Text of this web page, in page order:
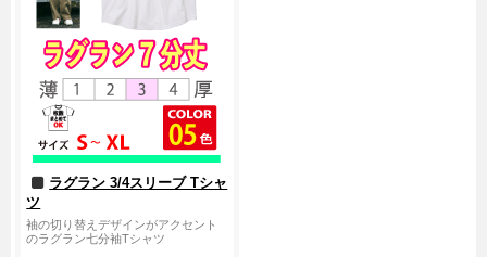
ラグラン 3/4スリーブ Tシャ
ツ
袖の切り替えデザインがアクセント
のラグラン七分袖Tシャツ